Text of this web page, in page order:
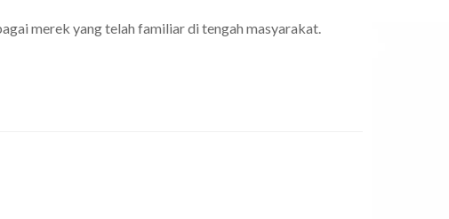
merek yang telah familiar di tengah masyarakat.